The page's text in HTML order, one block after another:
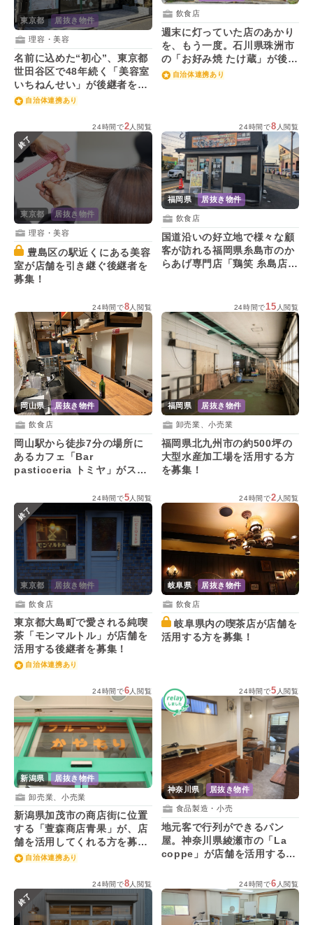
東京都 居抜き物件
理容・美容
名前に込めた“初心”、東京都
世田谷区で48年続く「美容室
いちねんせい」が後継者を募
集！自治体連携あり
飲食店
週末に灯っていた店のあかり
を、もう一度。石川県珠洲市
の「お好み焼 たけ蔵」が後継
者を募集！
自治体連携あり
24時間で2 人閲覧
終了
東京都 居抜き物件
理容・美容
室が店舗を引き継ぐ後継者を
募集！
24時間で8 人閲覧
福岡県 居抜き物件
飲食店
国道沿いの好立地で様々な顧
客が訪れる福岡県糸島市のか
らあげ専門店「鶏笑 糸島店」
24時間で8人閲覧
岡山県 居抜き物件
飲食店
岡山駅から徒歩7分の場所に
あるカフェ「Bar
pasticceria トミヤ」がスチ
継ぐ後継者を募集！
24時間で15 人閲覧
福岡県 居抜き物件
卸売業、小売業
福岡県北九州市の約500坪の
大型水産加工場を活用する方
を募集！
24時間で5 人閲覧
終了
東京都 居抜き物件
飲食店
東京都大島町で愛される純喫
茶「モンマルトル」が店舗を
活用する後継者を募集！
自治体連携あり
24時間で2 人閲覧
岐阜県 居抜き物件
飲食店
岐阜県内の喫茶店が店舗を
活用する方を募集！
24時間で6人閲覧
新潟県 居抜き物件
卸売業、小売業
新潟県加茂市の商店街に位置
する「萱森商店青果」が、店
舗を活用してくれる方を募
集！自治体連携あり
24時間で5 人閲覧
神奈川県 居抜き物件
食品製造・小売
地元客で行列ができるパン
屋。神奈川県綾瀬市の「La
coppe」が店舗を活用する後
24時間で8人閲覧
終了
24時間で6 人閲覧